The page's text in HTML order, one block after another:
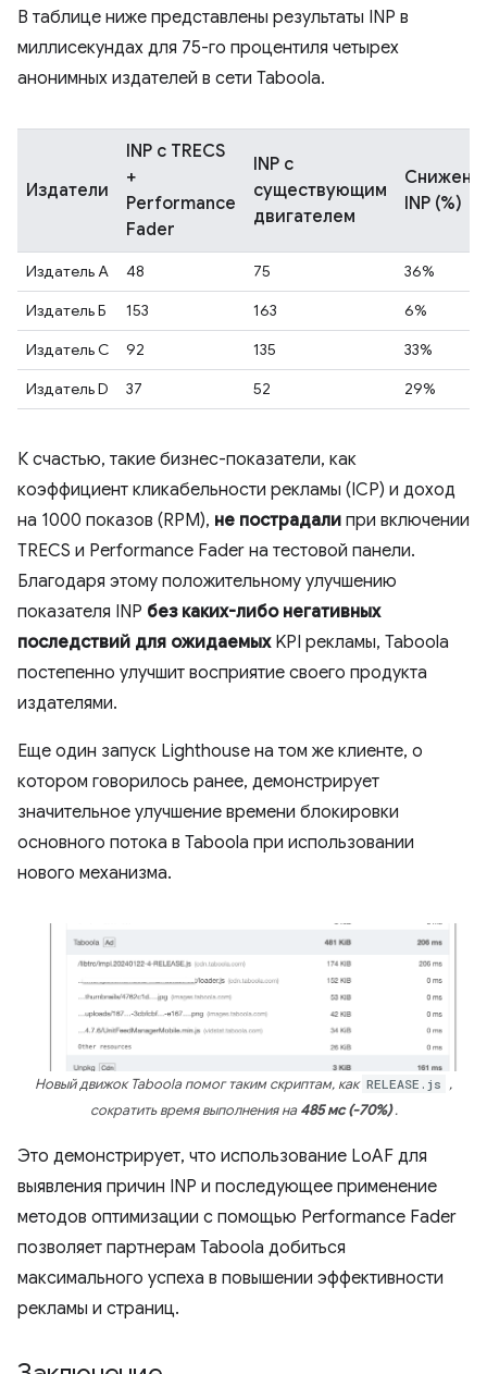
В таблице ниже представлены результаты INP в
миллисекундах для 75-го процентиля четырех
анонимных издателей в сети Taboola.
Издатели
INP с TRECS
+
Performance
Fader
INP с
существующим
двигателем
INP (%)
Издатель А 48 75
36%
Издатель Б
153 163
6%
Издатель C
92 135
33%
Издатель D
37 52 29%
К счастью, такие бизнес-показатели, как
коэффициент кликабельности рекламы (ICP) и доход
на 1000 показов (RPM), не пострадали при включении
TRECS и Performance Fader на тестовой панели.
Благодаря этому положительному улучшению
показателя INP без каких-либо негативных
последствий для ожидаемыхKPI рекламы, Taboola
постепенно улучшит восприятие своего продукта
издателями.
Еще один запуск Lighthouse на том же клиенте, о
котором говорилось ранее, демонстрирует
значительное улучшение времени блокировки
основного потока в Taboola при использовании
нового механизма.
Новый движок Taboola помог таким скриптам, как RELEASE.js ,
сократить время выполнения на485 мс (-70%).
Это демонстрирует, что использование LoAF для
выявления причин INP и последующее применение
методов оптимизации с помощью Performance Fader
позволяет партнерам Taboola добиться
максимального успеха в повышении эффективности
рекламы и страниц.